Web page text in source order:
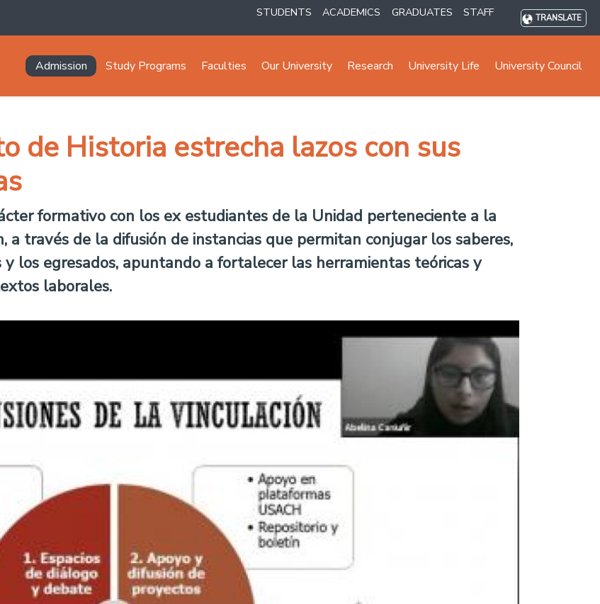
STUDENTS ACADEMICS GRADUATES STAFF TRANSLATE
Navegación principal
Admission Study Programs Faculties Our University Research University Life University Council
de Historia estrecha lazos con sus
formativo con los ex estudiantes de la Unidad perteneciente a la
a través de la difusión de instancias que permitan conjugar los saberes,
los egresados, apuntando a fortalecer las herramientas teóricas y
laborales.